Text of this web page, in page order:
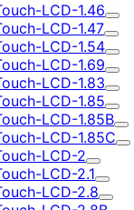
LCD-1.46
LCD-1.47
LCD-1.54
LCD-1.69
LCD-1.83
LCD-1.85
LCD-1.85B
LCD-1.85C
LCD-2
LCD-2.1
LCD-2.8